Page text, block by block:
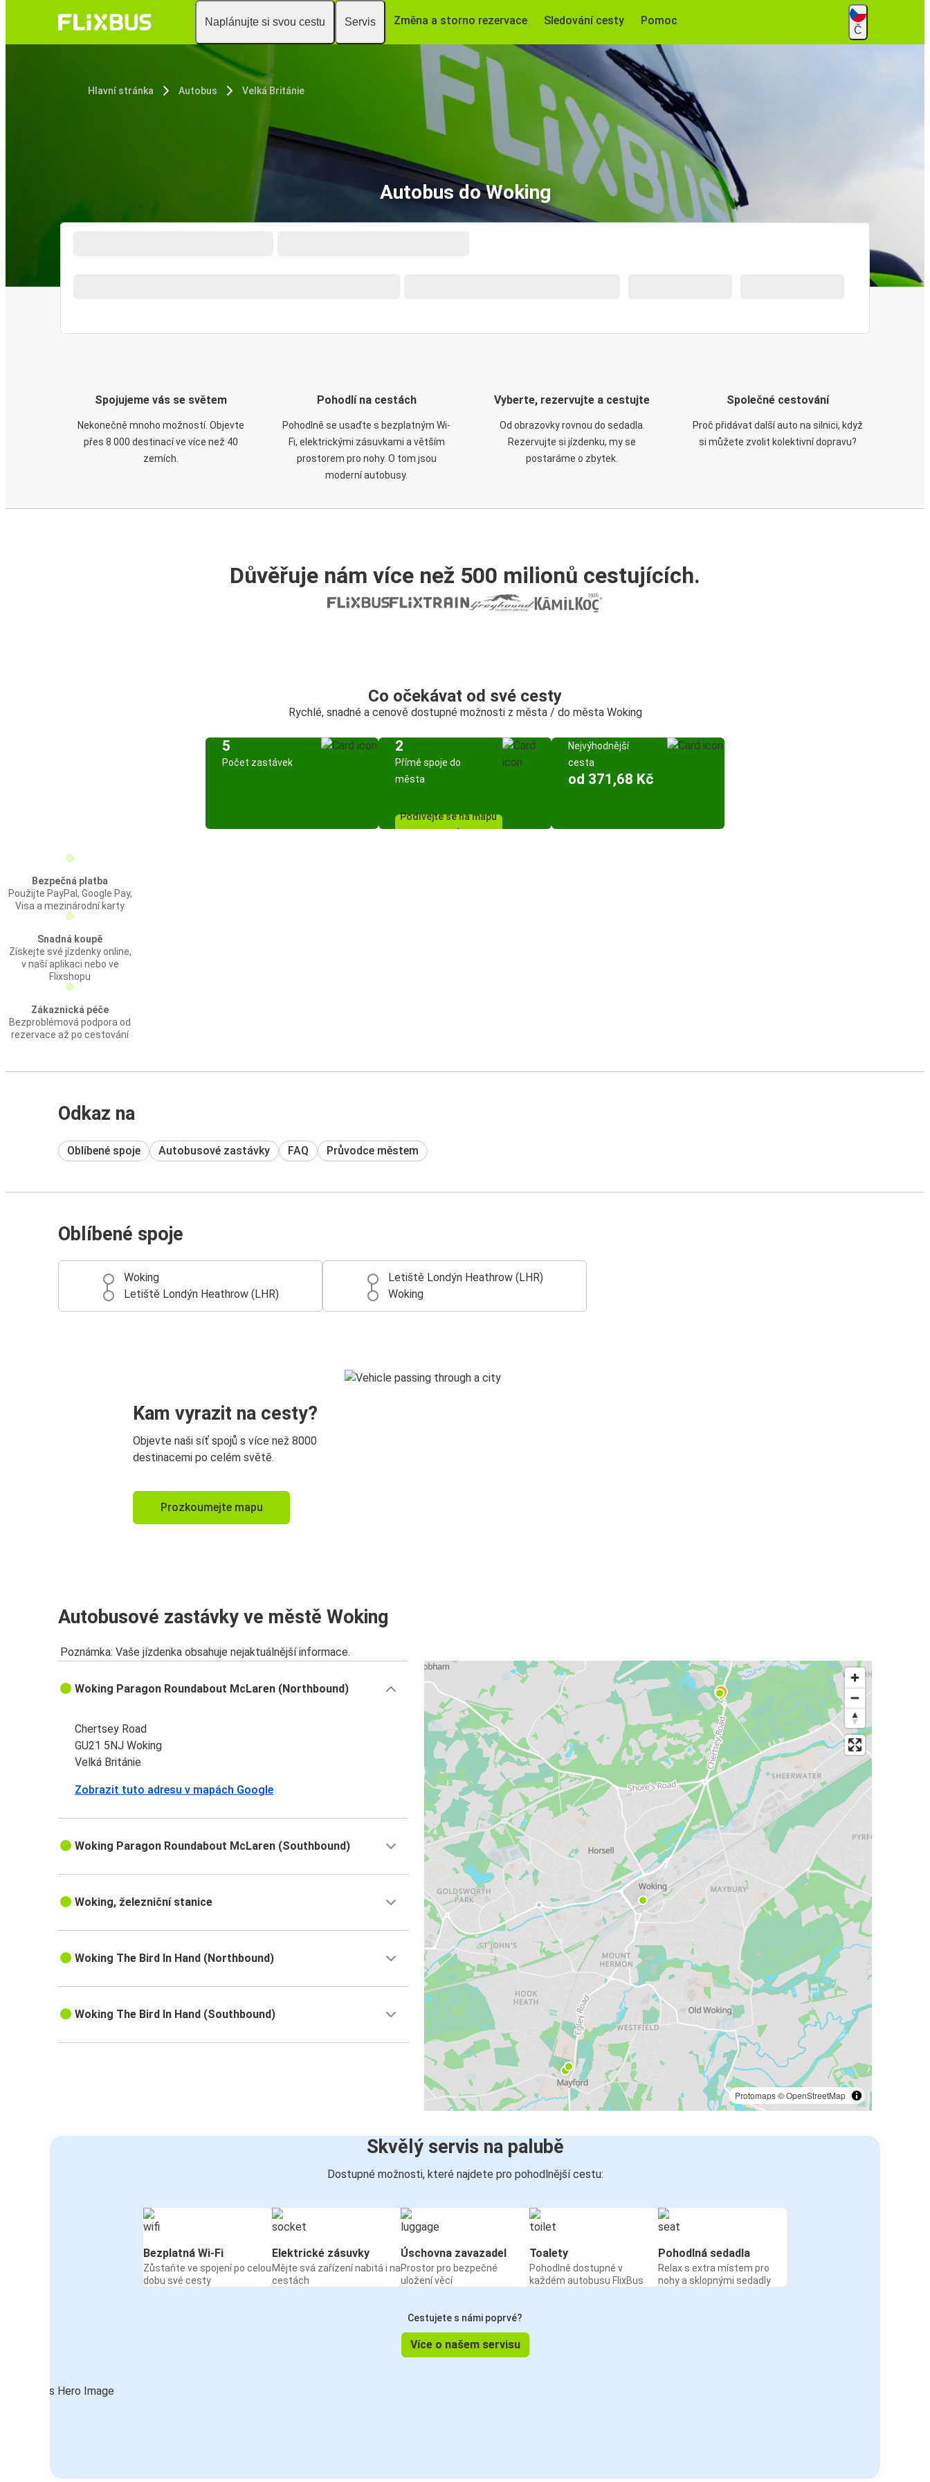
Naplánujte si svou cestu Servis Změna a storno rezervace Sledování cesty Pomoc
Č
Hlavní stránka Autobus Velká Británie
Autobus do Woking
Spojujeme vás se světem
Nekonečně mnoho možností. Objevte
přes 8 000 destinací ve více než 40
zemích.
Pohodlí na cestách
Pohodlně se usaďte s bezplatným Wi-
Fi, elektrickými zásuvkami a větším
prostorem pro nohy. O tom jsou
moderní autobusy.
Vyberte, rezervujte a cestujte
Od obrazovky rovnou do sedadla.
Rezervujte si jízdenku, my se
postaráme o zbytek.
Společné cestování
Proč přidávat další auto na silnici, když
si můžete zvolit kolektivní dopravu?
Důvěřuje nám více než 500 milionů cestujících.
Co očekávat od své cesty
Rychlé, snadné a cenově dostupné možnosti z města / do města Woking
5
Počet zastávek
2
Přímé spoje do
města
Podívejte se na mapu
Nejvýhodnější
cesta
od 371,68 Kč
Bezpečná platba
Použijte PayPal, Google Pay,
Visa a mezinárodní karty
Snadná koupě
Získejte své jízdenky online,
v naší aplikaci nebo ve
Flixshopu
Zákaznická péče
Bezproblémová podpora od
rezervace až po cestování
Odkaz na
Oblíbené spoje Autobusové zastávky FAQ Průvodce městem
Oblíbené spoje
Woking
Letiště Londýn Heathrow (LHR)
Letiště Londýn Heathrow (LHR)
Woking
Kam vyrazit na cesty?
Objevte naši síť spojů s více než 8000
destinacemi po celém světě.
Prozkoumejte mapu
Autobusové zastávky ve městě Woking
Poznámka: Vaše jízdenka obsahuje nejaktuálnější informace.
Protomaps©OpenStreetMap
Woking Paragon Roundabout McLaren (Northbound)
Chertsey Road
GU21 5NJ Woking
Velká Británie
Zobrazit tuto adresu v mapách Google
Woking Paragon Roundabout McLaren (Southbound)
Woking, železniční stanice
Woking The Bird In Hand (Northbound)
Woking The Bird In Hand (Southbound)
Skvělý servis na palubě
Dostupné možnosti, které najdete pro pohodlnější cestu:
Bezplatná Wi-Fi
Zůstaňte ve spojení po celou
dobu své cesty
Elektrické zásuvky
Mějte svá zařízení nabitá i na
cestách
Úschovna zavazadel
Prostor pro bezpečné
uložení věcí
Toalety
Pohodlně dostupné v
každém autobusu FlixBus
Pohodlná sedadla
Relax s extra místem pro
nohy a sklopnými sedadly
Cestujete s námi poprvé?
Více o našem servisu